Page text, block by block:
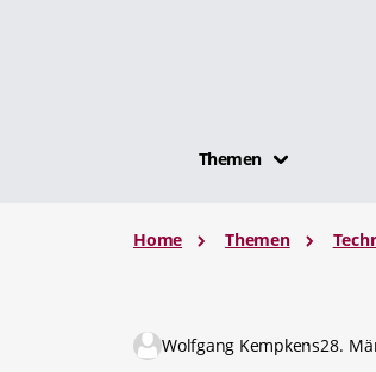
Themen
Home Themen
Wolfgang Kempkens28.